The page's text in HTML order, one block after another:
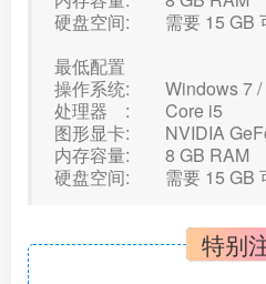
硬盘空间: 需要 15 GB
最低配置
操作系统: Windows 7 /
处理器 : Core i5
图形显卡: NVIDIA
内存容量: 8 GB RAM
硬盘空间: 需要 15 GB
特别